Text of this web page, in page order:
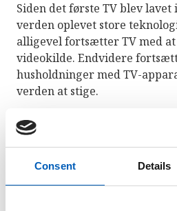
Consent Details
Siden det første TV blev lavet
verden oplevet store
alligevel fortsætter TV med
videokilde. Endvidere
husholdninger med TV-
verden at stige.
TV spiller en stor rolle i
kan dermed påvirke og
debatten. Dette kan igen